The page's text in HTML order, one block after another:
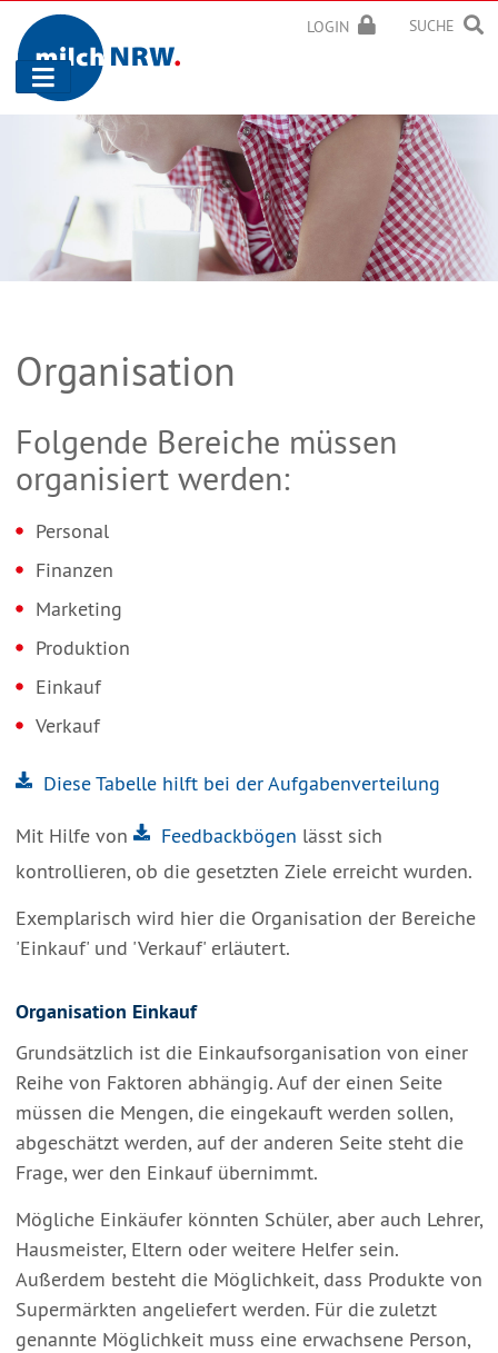
LOGIN SUCHE
Navigation
ein-/ausblenden
Organisation
Folgende Bereiche müssen
organisiert werden:
Personal
Finanzen
Marketing
Produktion
Einkauf
Verkauf
Diese Tabelle hilft bei der Aufgabenverteilung
Mit Hilfe von Feedbackbögen lässt sich
kontrollieren, ob die gesetzten Ziele erreicht wurden.
Exemplarisch wird hier die Organisation der Bereiche
'Einkauf' und 'Verkauf' erläutert.
Organisation Einkauf
Grundsätzlich ist die Einkaufsorganisation von einer
Reihe von Faktoren abhängig. Auf der einen Seite
müssen die Mengen, die eingekauft werden sollen,
abgeschätzt werden, auf der anderen Seite steht die
Frage, wer den Einkauf übernimmt.
Mögliche Einkäufer könnten Schüler, aber auch Lehrer,
Hausmeister, Eltern oder weitere Helfer sein.
Außerdem besteht die Möglichkeit, dass Produkte von
Supermärkten angeliefert werden. Für die zuletzt
genannte Möglichkeit muss eine erwachsene Person,